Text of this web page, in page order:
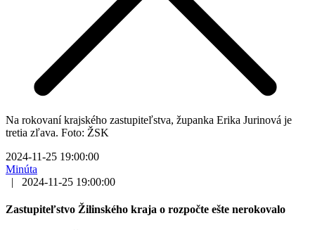
Na rokovaní krajského zastupiteľstva, županka Erika Jurinová je
tretia zľava. Foto: ŽSK
2024-11-25 19:00:00
Minúta
|
2024-11-25 19:00:00
Zastupiteľstvo Žilinského kraja o rozpočte ešte nerokovalo